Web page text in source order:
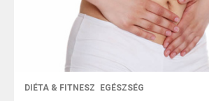
DIÉTA & FITNESZ EGÉSZSÉG